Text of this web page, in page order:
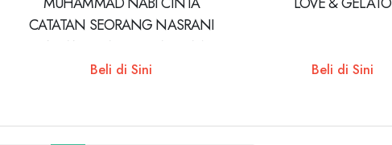
CATATAN SEORANG NASRANI
TENTANG RASULULLAH SAW.
Beli di Sini Beli di Sini